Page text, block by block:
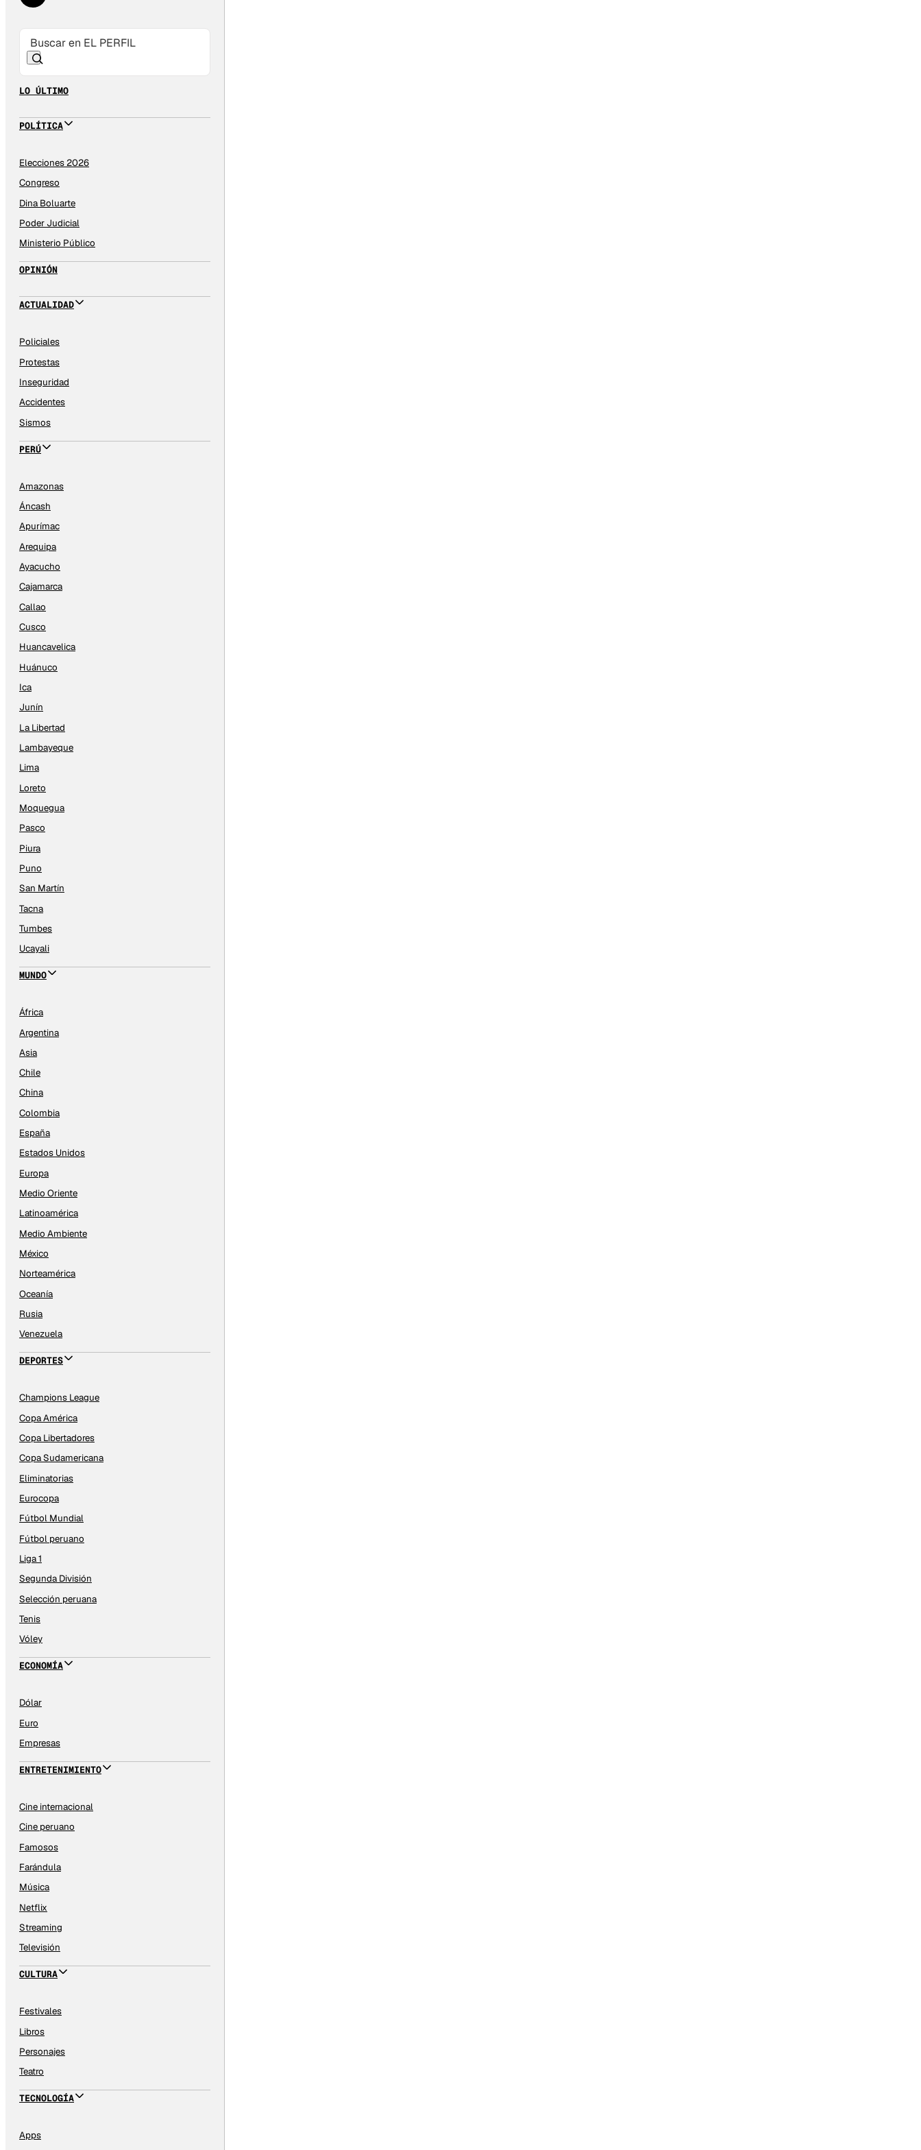
LO ÚLTIMO
POLÍTICA
Elecciones 2026
Congreso
Dina Boluarte
Poder Judicial
Ministerio Público
OPINIÓN
ACTUALIDAD
Policiales
Protestas
Inseguridad
Accidentes
Sismos
PERÚ
Amazonas
Áncash
Apurímac
Arequipa
Ayacucho
Cajamarca
Callao
Cusco
Huancavelica
Huánuco
Ica
Junín
La Libertad
Lambayeque
Lima
Loreto
Moquegua
Pasco
Piura
Puno
San Martín
Tacna
Tumbes
Ucayali
MUNDO
África
Argentina
Asia
Chile
China
Colombia
España
Estados Unidos
Europa
Medio Oriente
Latinoamérica
Medio Ambiente
México
Norteamérica
Oceanía
Rusia
Venezuela
DEPORTES
Champions League
Copa América
Copa Libertadores
Copa Sudamericana
Eliminatorias
Eurocopa
Fútbol Mundial
Fútbol peruano
Liga 1
Segunda División
Selección peruana
Tenis
Vóley
ECONOMÍA
Dólar
Euro
Empresas
ENTRETENIMIENTO
Cine internacional
Cine peruano
Famosos
Farándula
Música
Netflix
Streaming
Televisión
CULTURA
Festivales
Libros
Personajes
Teatro
TECNOLOGÍA
Apps